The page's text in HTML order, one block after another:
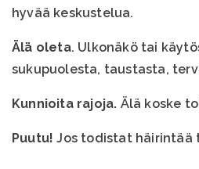
hyvää keskustelua.
Älä oleta. Ulkonäkö tai
sukupuolesta, taustasta,
Kunnioita rajoja. Älä koske
Puutu! Jos todistat häirintää